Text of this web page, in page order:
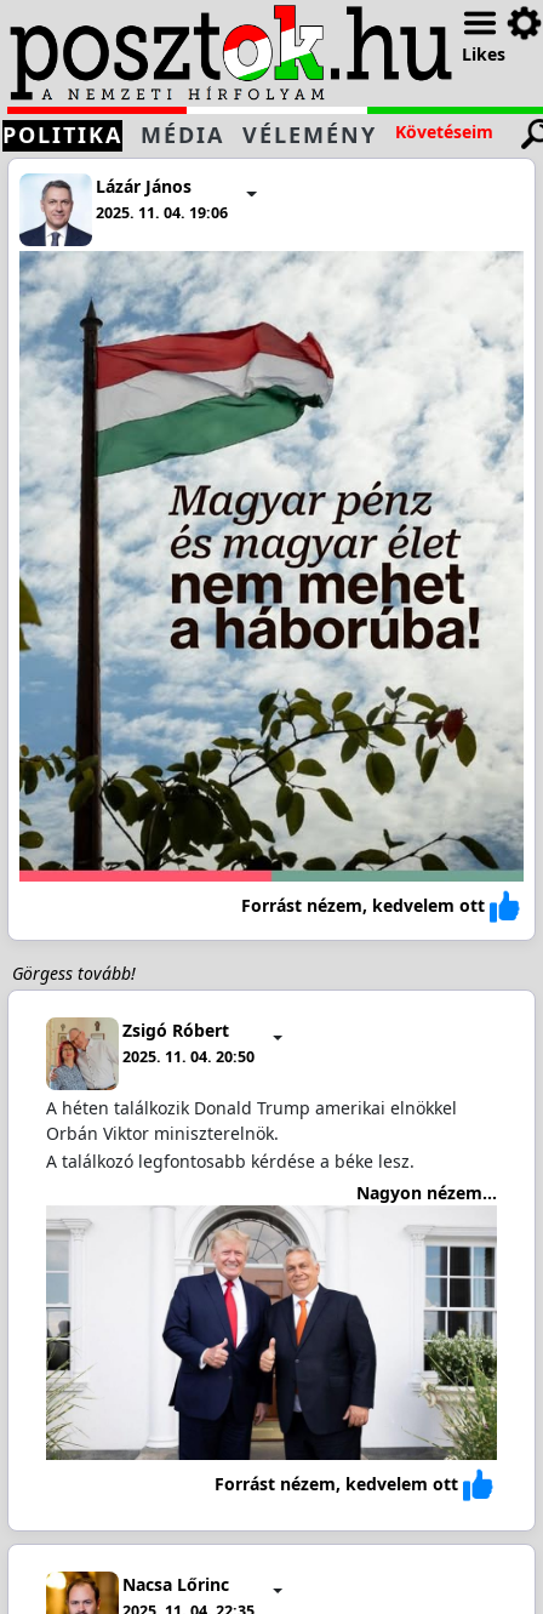
Likes
POLITIKA MÉDIA VÉLEMÉNY Követéseim
Lázár János
2025. 11. 04. 19:06
Forrást nézem, kedvelem ott
Görgess tovább!
Zsigó Róbert
2025. 11. 04. 20:50
A héten találkozik Donald Trump amerikai elnökkel
Orbán Viktor miniszterelnök.
A találkozó legfontosabb kérdése a béke lesz.
Nagyon nézem...
Forrást nézem, kedvelem ott
Nacsa Lőrinc